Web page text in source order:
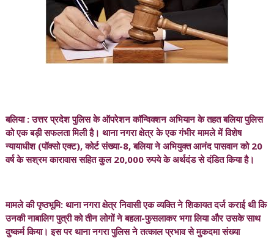
बलिया : उत्तर प्रदेश पुलिस के ऑपरेशन कॉन्विक्शन अभियान के तहत बलिया पुलिस
को एक बड़ी सफलता मिली है। थाना नगरा क्षेत्र के एक गंभीर मामले में विशेष
न्यायाधीश (पॉक्सो एक्ट), कोर्ट संख्या-8, बलिया ने अभियुक्त आनंद पासवान को 20
वर्ष के सश्रम कारावास सहित कुल 20,000 रुपये के अर्थदंड से दंडित किया है।
मामले की पृष्ठभूमि: थाना नगरा क्षेत्र निवासी एक व्यक्ति ने शिकायत दर्ज कराई थी कि
उनकी नाबालिग पुत्री को तीन लोगों ने बहला-फुसलाकर भगा लिया और उसके साथ
दुष्कर्म किया। इस पर थाना नगरा पुलिस ने तत्काल प्रभाव से मुकदमा संख्या